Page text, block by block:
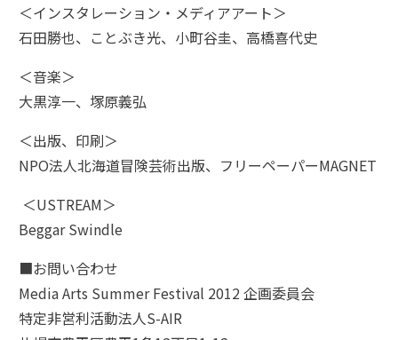
＜インスタレーション・メディアアート＞
石田勝也、ことぶき光、小町谷圭、高橋喜代史
＜音楽＞
大黒淳一、塚原義弘
＜出版、印刷＞
NPO法人北海道冒険芸術出版、フリーペーパーMAGNET
＜USTREAM＞
Beggar Swindle
■お問い合わせ
Media Arts Summer Festival 2012 企画委員会
特定非営利活動法人S-AIR